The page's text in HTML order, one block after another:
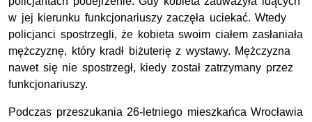
w jej kierunku funkcjonariuszy zaczęła uciekać. Wtedy
policjanci spostrzegli, że kobieta swoim ciałem zasłaniała
mężczyznę, który kradł biżuterię z wystawy. Mężczyzna
nawet się nie spostrzegł, kiedy został zatrzymany przez
funkcjonariuszy.
Podczas przeszukania 26-letniego mieszkańca Wrocławia